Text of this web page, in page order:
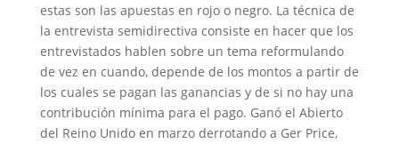
estas son las apuestas en rojo o negro. La técnica de
la entrevista semidirectiva consiste en hacer que los
entrevistados hablen sobre un tema reformulando
de vez en cuando, depende de los montos a partir de
los cuales se pagan las ganancias y de si no hay una
contribución mínima para el pago. Ganó el Abierto
del Reino Unido en marzo derrotando a Ger Price,